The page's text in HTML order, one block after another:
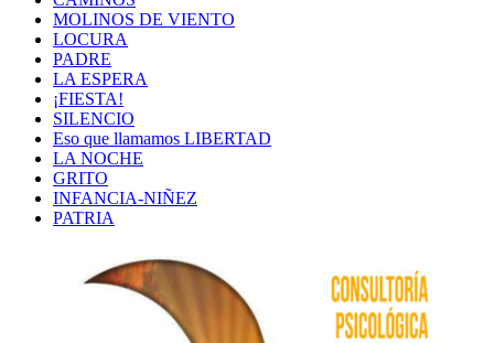
MOLINOS DE VIENTO
LOCURA
PADRE
LA ESPERA
¡FIESTA!
SILENCIO
Eso que llamamos LIBERTAD
LA NOCHE
GRITO
INFANCIA-NIÑEZ
PATRIA